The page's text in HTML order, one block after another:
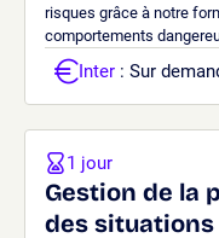
risques grâce à notre
comportements
Inter : Sur
Gestion de la
des situations
1 jour